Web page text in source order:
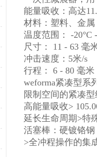
能量吸收：高达
材料：塑料、金属
温度范围： -20°C
尺寸： 11 - 63 毫
冲击速度：5米/s
行程： 6 - 80 毫米
weforma紧凑型系
限制空间的紧凑
高能量吸收>
延长生命周期>特
活塞棒：硬镀铬钢
>全冲程操作的集